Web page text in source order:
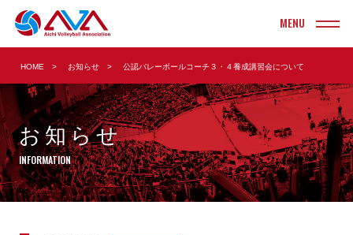
INFORMATION
TOURNAMENT
大会情報・結果
実業団 ヤングクラブ
クラブ ソフト
HOME お知らせ 公認バレーボールコーチ３・４養成講習会について
お知らせ
INFORMATION